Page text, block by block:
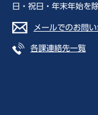
日・祝日・年末年始を
メールでのお問
各課連絡先一覧